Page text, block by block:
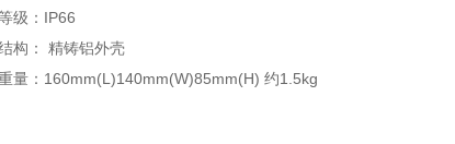
：IP66
： 精铸铝外壳
160mm(L)140mm(W)85mm(H) 约1.5kg